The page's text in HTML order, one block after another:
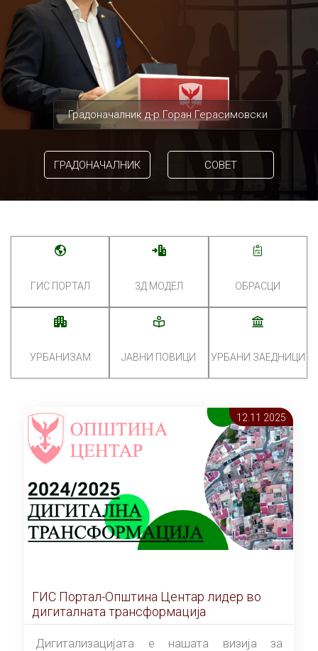
Градоначалник д-р Горан Герасимовски
ГРАДОНАЧАЛНИК СОВЕТ
ГИС ПОРТАЛ 3Д МОДЕЛ ОБРАСЦИ
УРБАНИЗАМ ЈАВНИ ПОВИЦИ УРБАНИ ЗАЕДНИЦИ
12.11 2025
ГИС Портал-Општина Центар лидер во
дигиталната трансформација
Дигитализацијата е нашата визија за